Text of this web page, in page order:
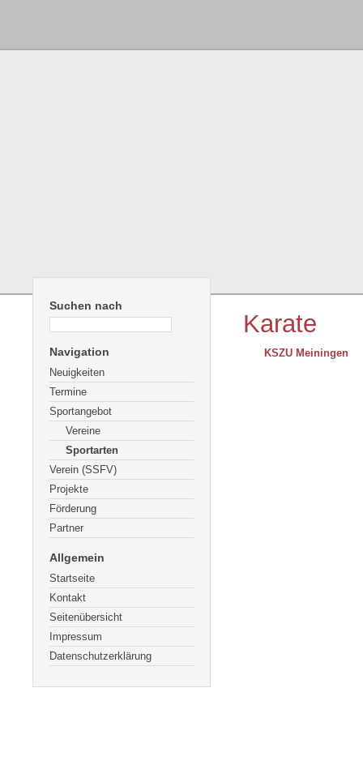
Suchen nach
Navigation
Neuigkeiten
Termine
Sportangebot
Vereine
Sportarten
Verein (SSFV)
Projekte
Förderung
Partner
Allgemein
Startseite
Kontakt
Seitenübersicht
Impressum
Datenschutzerklärung
Karate
KSZU Meiningen